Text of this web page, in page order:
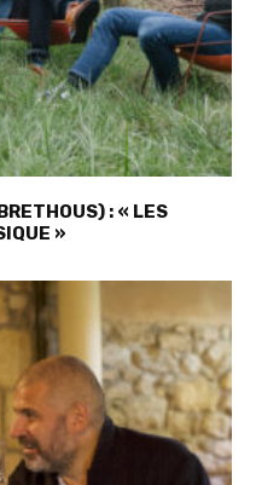
: « LES
»